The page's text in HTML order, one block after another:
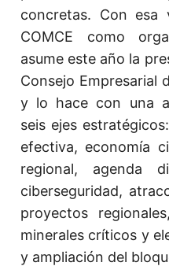
concretas. Con
COMCE como
asume este año la
Consejo Empresarial
y lo hace con una
seis ejes
efectiva, economía
regional, agenda
ciberseguridad,
proyectos
minerales críticos y
y ampliación del